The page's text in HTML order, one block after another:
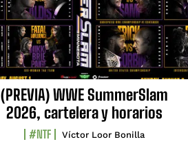
(PREVIA) WWE SummerSlam
2026, cartelera y horarios
#NTF Víctor Loor Bonilla